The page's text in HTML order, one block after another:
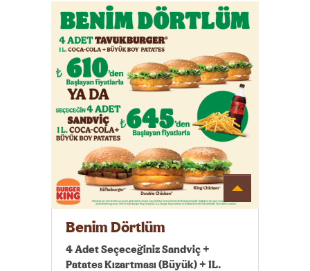
Detayı
Benim Dörtlüm
4 Adet Seçeceğiniz Sandviç +
Patates Kızartması (Büyük) + 1L.